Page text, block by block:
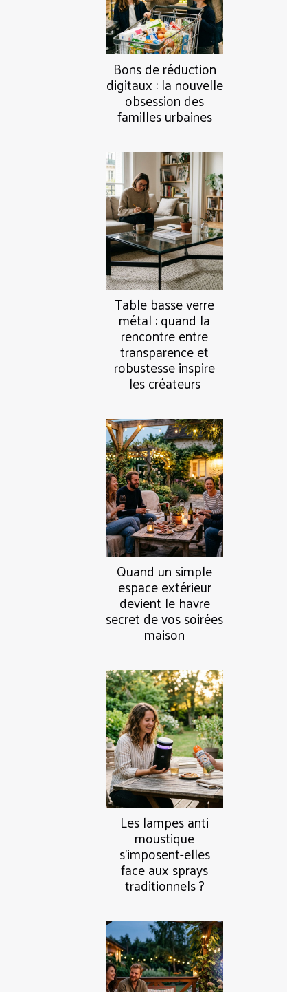
Bons de réduction
digitaux : la nouvelle
obsession des
familles urbaines
Table basse verre
métal : quand la
rencontre entre
transparence et
robustesse inspire
les créateurs
Quand un simple
espace extérieur
devient le havre
secret de vos soirées
maison
Les lampes anti
moustique
s’imposent-elles
face aux sprays
traditionnels ?